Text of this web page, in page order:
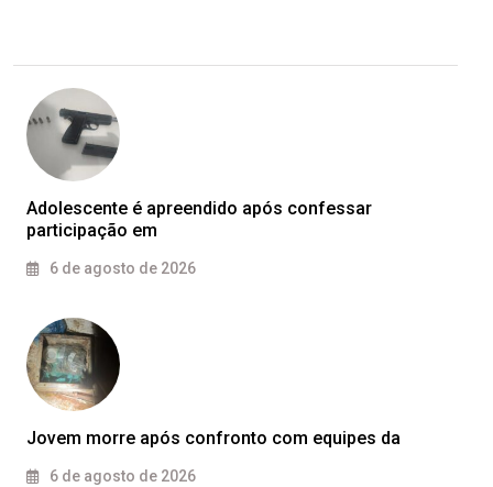
Adolescente é apreendido após confessar
participação em
6 de agosto de 2026
Jovem morre após confronto com equipes da
6 de agosto de 2026